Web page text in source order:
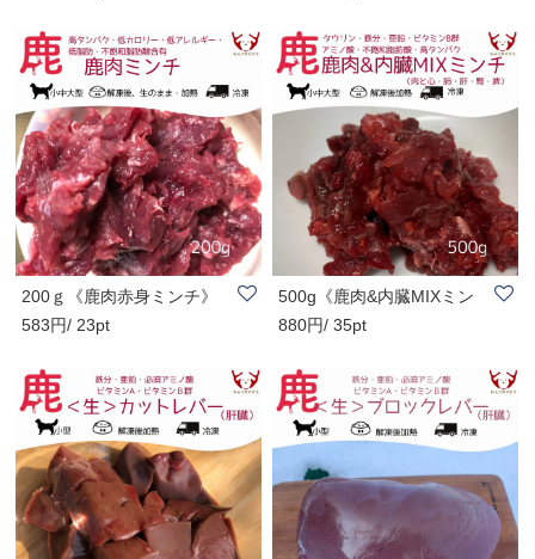
200ｇ《鹿肉赤身ミンチ》
高タンパク質・..
583円/ 23pt
500g《鹿肉&内臓MIXミン
チ》タウリン・鉄..
880円/ 35pt